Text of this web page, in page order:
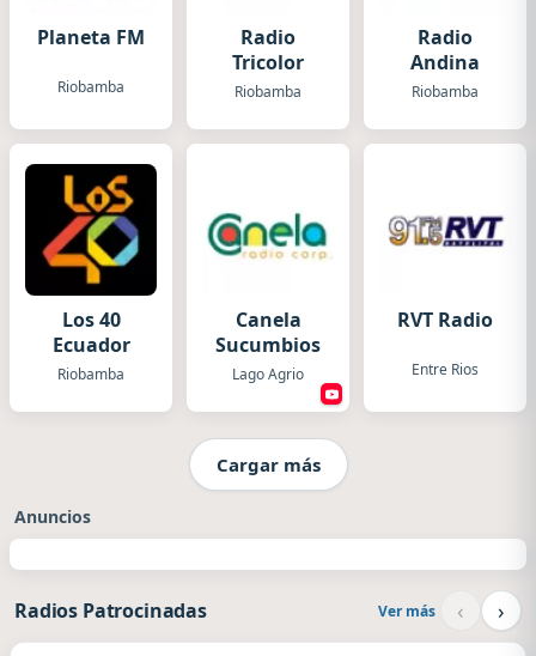
Planeta FM
Riobamba
Radio
Tricolor
Riobamba
Radio
Andina
Riobamba
Los 40
Ecuador
Riobamba
Canela
Sucumbios
Lago Agrio
RVT Radio
Entre Rios
Cargar más
Anuncios
Radios Patrocinadas Ver más ‹ ›